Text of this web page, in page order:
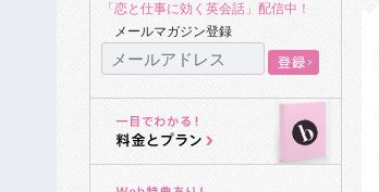
「恋と仕事に効く英会話」配信中！
メールマガジン登録